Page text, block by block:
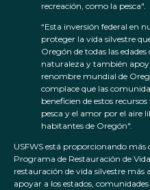
recreación, como la pesca".
“Esta inversión federal en
proteger la vida silvestre
Oregón de todas las
naturaleza y también
renombre mundial de
complace que las
beneficien de estos
pesca y el amor por el aire
habitantes de Oregón".
USFWS está proporcionando más
Programa de Restauración de
restauración de vida silvestre más
apoyar a los estados,